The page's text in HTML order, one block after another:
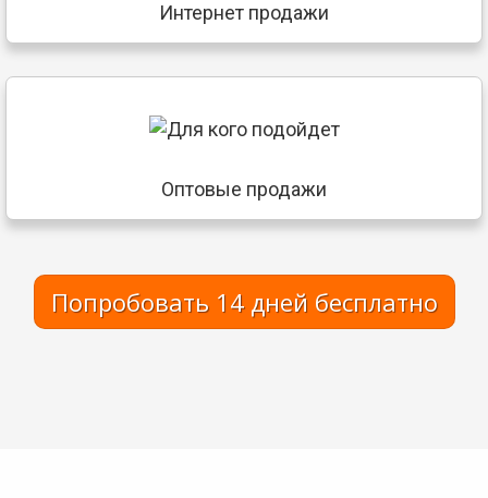
Интернет продажи
Оптовые продажи
Попробовать 14 дней бесплатно